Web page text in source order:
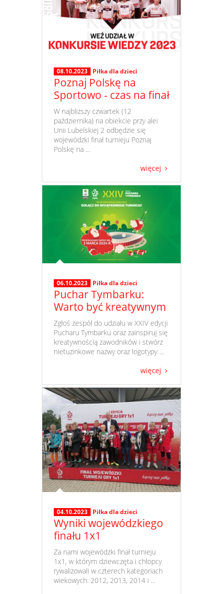
08.10.2023 Piłka dla dzieci
Poznaj Polskę na
Sportowo - czas na finał
​ W najbliższy czwartek (12
października) na obiekcie przy alei
Unii Lubelskiej 2 odbędzie się
wojewódzki finał turnieju Poznaj
Polskę na ...
więcej
06.10.2023 Piłka dla dzieci
Puchar Tymbarku:
Warto być kreatywnym
​ Zgłoś zespół do udziału w XXIV edycji
Pucharu Tymbarku oraz zainspiruj się
kreatywnością zawodników i stwórz
nietuzinkowe nazwy oraz logotypy ...
więcej
04.10.2023 Piłka dla dzieci
Wyniki wojewódzkiego
finału 1x1
​ Za nami wojewódzki finał turnieju
1x1, w którym dziewczęta i chłopcy
rywalizowali w czterech kategoriach
wiekowych: 2012, 2013, 2014 i ...